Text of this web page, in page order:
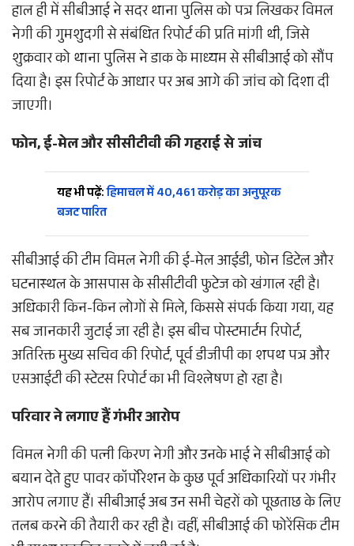
हाल ही में सीबीआई ने सदर थाना पुलिस को पत्र लिखकर विमल
नेगी की गुमशुदगी से संबंधित रिपोर्ट की प्रति मांगी थी, जिसे
शुक्रवार को थाना पुलिस ने डाक के माध्यम से सीबीआई को सौंप
दिया है। इस रिपोर्ट के आधार पर अब आगे की जांच को दिशा दी
जाएगी।
फोन, ई-मेल और सीसीटीवी की गहराई से जांच
यह भी पढ़ें:हिमाचल में 40,461 करोड़ का अनुपूरक
बजट पारित
सीबीआई की टीम विमल नेगी की ई-मेल आईडी, फोन डिटेल और
घटनास्थल के आसपास के सीसीटीवी फुटेज को खंगाल रही है।
अधिकारी किन-किन लोगों से मिले, किससे संपर्क किया गया, यह
सब जानकारी जुटाई जा रही है। इस बीच पोस्टमार्टम रिपोर्ट,
अतिरिक्त मुख्य सचिव की रिपोर्ट, पूर्व डीजीपी का शपथ पत्र और
एसआईटी की स्टेटस रिपोर्ट का भी विश्लेषण हो रहा है।
परिवार ने लगाए हैं गंभीर आरोप
विमल नेगी की पत्नी किरण नेगी और उनके भाई ने सीबीआई को
बयान देते हुए पावर कॉर्पोरेशन के कुछ पूर्व अधिकारियों पर गंभीर
आरोप लगाए हैं। सीबीआई अब उन सभी चेहरों को पूछताछ के लिए
तलब करने की तैयारी कर रही है। वहीं, सीबीआई की फोरेंसिक टीम